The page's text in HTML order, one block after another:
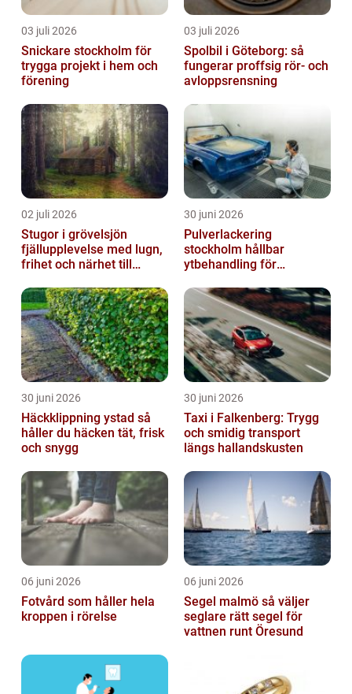
03 juli 2026
Snickare stockholm för
trygga projekt i hem och
förening
03 juli 2026
Spolbil i Göteborg: så
fungerar proffsig rör- och
avloppsrensning
02 juli 2026
Stugor i grövelsjön
fjällupplevelse med lugn,
frihet och närhet till
30 juni 2026
Pulverlackering
stockholm hållbar
ytbehandling för
30 juni 2026
Häckklippning ystad så
håller du häcken tät, frisk
och snygg
30 juni 2026
Taxi i Falkenberg: Trygg
och smidig transport
längs hallandskusten
06 juni 2026
Fotvård som håller hela
kroppen i rörelse
06 juni 2026
Segel malmö så väljer
seglare rätt segel för
vattnen runt Öresund